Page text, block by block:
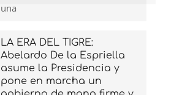
una
LA ERA DEL TIGRE:
Abelardo De la Espriella
asume la Presidencia y
pone en marcha un